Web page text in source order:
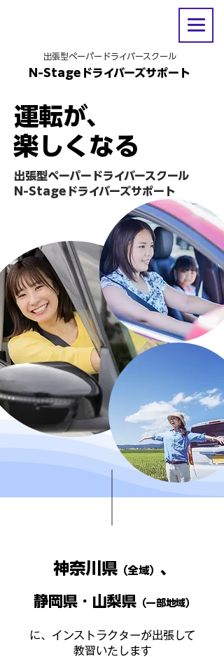
出張型ペーパードライバースクール
N-Stageドライバーズサポート
運転が、
​楽しくなる
出張型ペーパードライバースクール
​N-Stageドライバーズサポート
神奈川県（全域） 、
静岡県・山梨県（一部地域）
に、インストラクターが出張して
教習いたします